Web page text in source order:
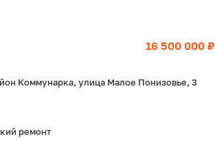
16 500 000 ₽
Коммунарка, улица Малое Понизовье, 3
ремонт